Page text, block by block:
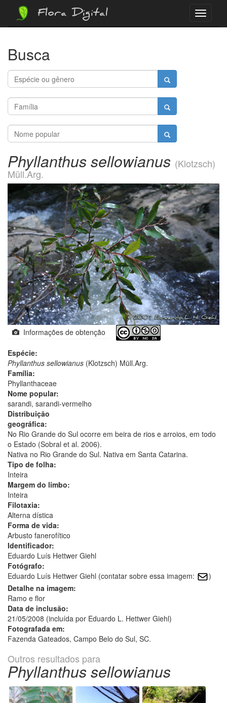
Menu
Flora Digital
Busca
Phyllanthus sellowianus (Klotzsch)
Müll.Arg.
Informações de obtenção
Espécie:
Phyllanthus sellowianus (Klotzsch) Müll.Arg.
Família:
Phyllanthaceae
Nome popular:
sarandi, sarandi-vermelho
Distribuição
geográfica:
No Rio Grande do Sul ocorre em beira de rios e arroios, em todo
o Estado (Sobral et al. 2006).
Nativa no Rio Grande do Sul. Nativa em Santa Catarina.
Tipo de folha:
Inteira
Margem do limbo:
Inteira
Filotaxia:
Alterna dística
Forma de vida:
Arbusto fanerofítico
Identificador:
Eduardo Luís Hettwer Giehl
Fotógrafo:
Eduardo Luís Hettwer Giehl (contatar sobre essa imagem:
)
Detalhe na imagem:
Ramo e flor
Data de inclusão:
21/05/2008 (incluída por Eduardo L. Hettwer Giehl)
Fotografada em:
Fazenda Gateados, Campo Belo do Sul, SC.
Outros resultados para
Phyllanthus sellowianus